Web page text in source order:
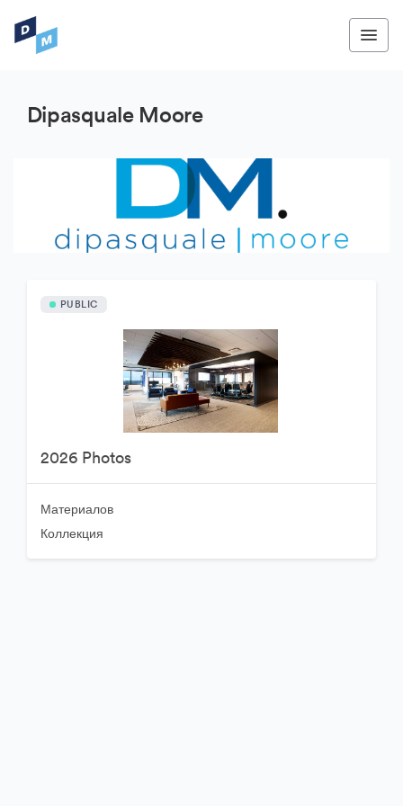
Dipasquale Moore
PUBLIC
2026 Photos
Материалов
Коллекция